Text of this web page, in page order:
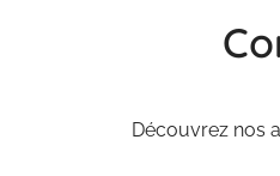
Découvrez nos